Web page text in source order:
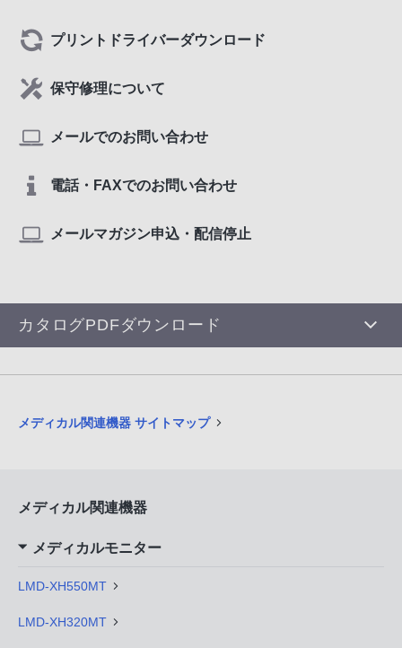
プリントドライバーダウンロード
保守修理について
メールでのお問い合わせ
電話・FAXでのお問い合わせ
メールマガジン申込・配信停止
カタログPDFダウンロード
メディカル関連機器 サイトマップ
メディカル関連機器
メディカルモニター
LMD-XH550MT
LMD-XH320MT